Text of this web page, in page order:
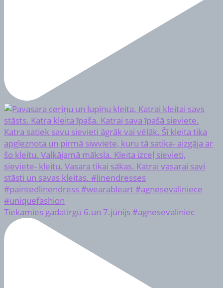
Tiekamies gadatirgū 6.un 7.jūnijs #agnesevaliniec